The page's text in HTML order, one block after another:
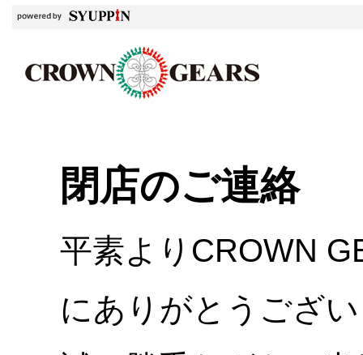
閉店のご連絡
平素よりCROWN
にありがとうござ